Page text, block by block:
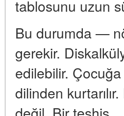
tablosunu uzun
Bu durumda —
gerekir.
edilebilir.
dilinden